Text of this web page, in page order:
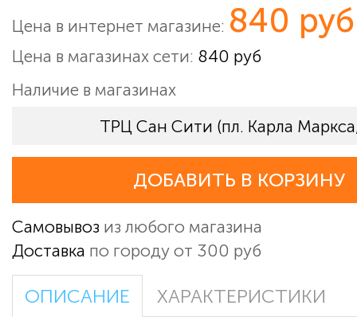
Цена в интернет магазине: 840 руб
Цена в магазинах сети: 840 руб
Наличие в магазинах
ТРЦ Сан Сити (пл. Карла
ДОБАВИТЬ В КОРЗИНУ
Самовывоз из любого магазина
Доставка по городу от 300 руб
ОПИСАНИЕ ХАРАКТЕРИСТИКИ